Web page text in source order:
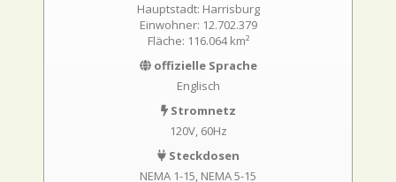
Hauptstadt: Harrisburg
Einwohner: 12.702.379
Fläche: 116.064 km²
offizielle Sprache
Englisch
Stromnetz
120V, 60Hz
Steckdosen
NEMA 1-15 NEMA 5-15